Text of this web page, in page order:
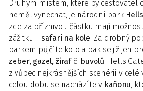
Druhým místem, které by cestovatel
neměl vynechat, je národní park
zde za příznivou částku mají
zážitku – safari na kole. Za drobný
parkem půjčíte kolo a pak se již jen
zeber, gazel, žirafči buvolů. Hells
z vůbec nejkrásnějších scenérií v celé
celou dobu se nacházíte v kaňonu,